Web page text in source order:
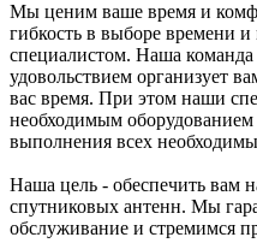
Мы ценим ваше время и
гибкость в выборе времени и
специалистом. Наша
удовольствием организует
вас время. При этом наши
необходимым
выполнения всех
Наша цель - обеспечить вам
спутниковых антенн. Мы
обслуживание и стремимся